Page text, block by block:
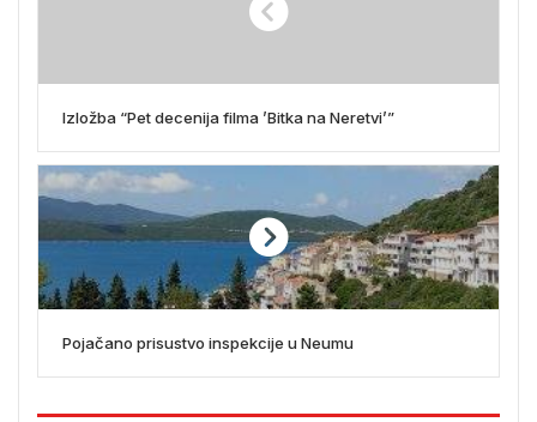
Izložba “Pet decenija filma ’Bitka na Neretvi’”
Pojačano prisustvo inspekcije u Neumu